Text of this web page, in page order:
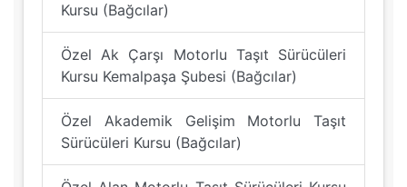
Kursu (Bağcılar)
Özel Ak Çarşı Motorlu Taşıt Sürücüleri
Kursu Kemalpaşa Şubesi (Bağcılar)
Özel Akademik Gelişim Motorlu Taşıt
Sürücüleri Kursu (Bağcılar)